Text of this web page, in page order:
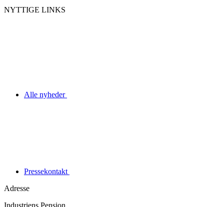
NYTTIGE LINKS
Alle nyheder
Pressekontakt
Adresse